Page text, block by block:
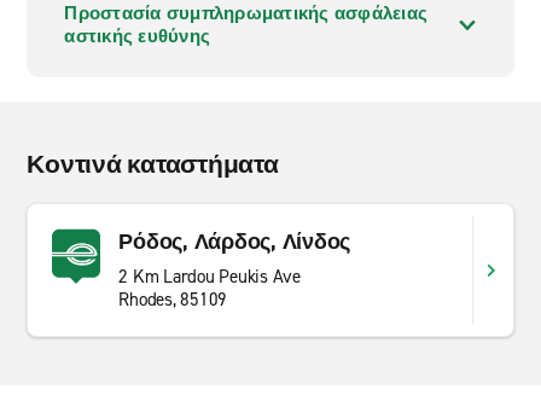
Προστασία συμπληρωματικής ασφάλειας
αστικής ευθύνης
Κοντινά καταστήματα
Ρόδος, Λάρδος, Λίνδος
2 Km Lardou Peukis Ave
Rhodes, 85109